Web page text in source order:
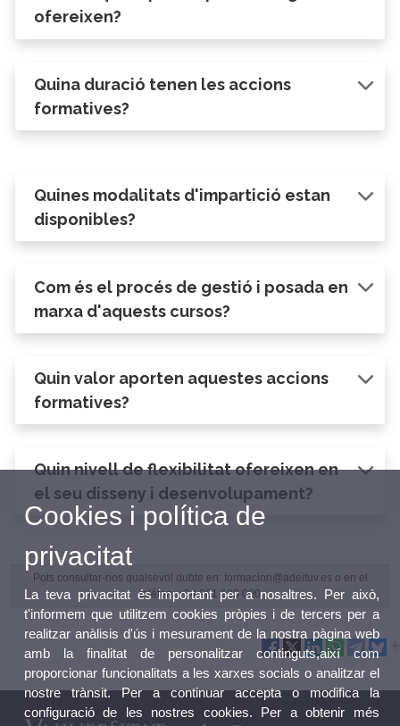
ofereixen?
Quina duració tenen les accions
formatives?
Quines modalitats d'impartició estan
disponibles?
Com és el procés de gestió i posada en
marxa d'aquests cursos?
Quin valor aporten aquestes accions
formatives?
Quin nivell de flexibilitat ofereixen en
el seu disseny i desenvolupament?
Pots consultar-nos qualsevol dubte en: formacion@adeituv.es o en el
telèfon: +34 961 603 000
Cookies i política de
privacitat
La teva privacitat és important per a nosaltres. Per això,
t'informem que utilitzem cookies pròpies i de tercers per a
realitzar anàlisis d'ús i mesurament de la nostra pàgina web
amb la finalitat de personalitzar continguts,així com
proporcionar funcionalitats a les xarxes socials o analitzar el
nostre trànsit. Per a continuar accepta o modifica la
configuració de les nostres cookies. Per a obtenir més